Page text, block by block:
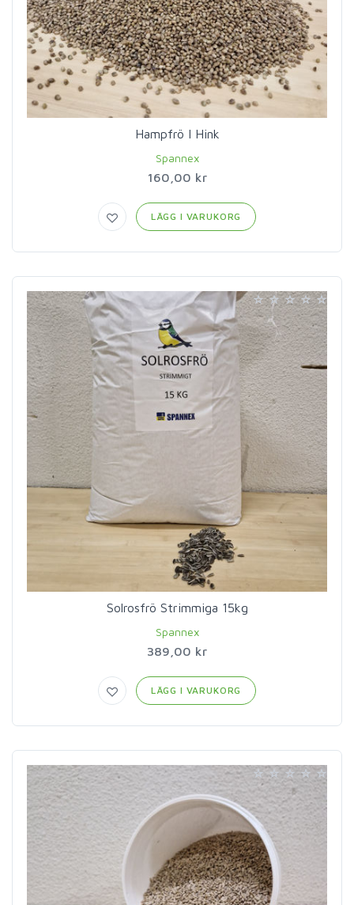
Hampfrö I Hink
Spannex
160,00 kr
LÄGG I VARUKORG
Solrosfrö Strimmiga 15kg
Spannex
389,00 kr
LÄGG I VARUKORG